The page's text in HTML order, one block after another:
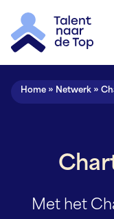
Home » Netwerk »
Met het